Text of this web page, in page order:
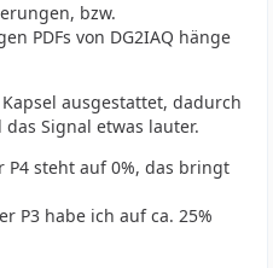
bzw.
PDFs von DG2IAQ hänge
ausgestattet, dadurch
Signal etwas lauter.
P4 steht auf 0%, das bringt
P3 habe ich auf ca. 25%